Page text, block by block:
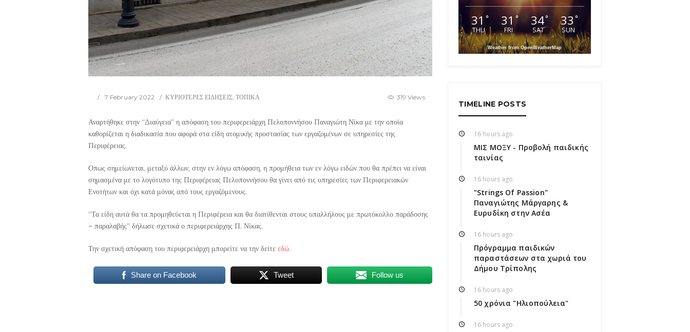
7 February 2022 ΚΥΡΙΟΤΕΡΕΣ ΕΙΔΗΣΕΙΣ, ΤΟΠΙΚΑ 319 Views
Αναρτήθηκε στην “Διαύγεια” η απόφαση του περιφερειάρχη Πελοποννήσου Παναγιώτη Νίκα με την οποία
καθορίζεται η διαδικασία που αφορά στα είδη ατομικής προστασίας των εργαζομένων σε υπηρεσίες της
Περιφέρειας.
Οπως σημείωνεται, μεταξύ άλλων, στην εν λόγω απόφαση, η προμήθεια των εν λόγω ειδών που θα πρέπει να είναι
σημασμένα με το λογότυπο της Περιφέρειας Πελοποννήσου θα γίνει από τις υπηρεσίες των Περιφερειακών
Ενοτήτων και όχι κατά μόνας από τους εργαζόμενους.
“Τα είδη αυτά θα τα προμηθεύεται η Περιφέρεια και θα διατίθενται στους υπαλλήλους με πρωτόκολλο παράδοσης
– παραλαβής” δήλωσε σχετικά ο περιφερειάρχης Π. Νίκας.
Την σχετική απόφαση του περιφερειάρχη μπορείτε να την δείτε εδώ.
Share on Facebook Tweet Follow us
31 °
THU
31°
FRI
34°
SAT
33 °
SUN
Weather from OpenWeatherMap
TIMELINE POSTS
16 hours ago
ΜΙΣ ΜΟΞΥ - Προβολή παιδικής
ταινίας
16 hours ago
"Strings Of Passion"
Παναγιώτης Μάργαρης &
Ευρυδίκη στην Ασέα
16 hours ago
Πρόγραμμα παιδικών
παραστάσεων στα χωριά του
Δήμου Τρίπολης
16 hours ago
50 χρόνια "Ηλιοπούλεια"
16 hours ago